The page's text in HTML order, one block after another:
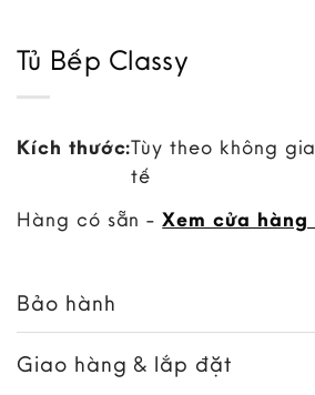
Tủ Bếp Classy
Kích thước:Tùy theo không
tế
Hàng có sẵn -Xem cửa
Bảo hành
Giao hàng & lắp đặt